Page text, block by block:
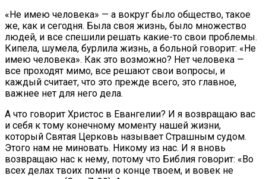
«Не имею человека» — а вокруг было общество, такое
же, как и сегодня. Была своя жизнь, было множество
людей, и все спешили решать какие-то свои проблемы.
Кипела, шумела, бурлила жизнь, а больной говорит: «Не
имею человека». Как это возможно? Нет человека —
все проходят мимо, все решают свои вопросы, и
каждый считает, что это прежде всего, это главное,
важнее нет для него дела.
А что говорит Христос в Евангелии? И я возвращаю вас
и себя к тому конечному моменту нашей жизни,
который Святая Церковь называет Страшным судом.
Этого нам не миновать. Никому из нас. И я вновь
возвращаю нас к нему, потому что Библия говорит: «Во
всех делах твоих помни о конце твоем, и вовек не